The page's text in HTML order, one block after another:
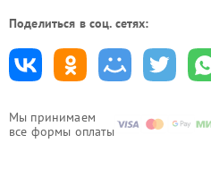
Мы принимаем
все формы оплаты
Поделиться в соц. сетях: